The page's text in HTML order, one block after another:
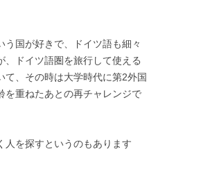
国が好きで、ドイツ語も細々
、ドイツ語圏を旅行して使える
て、その時は大学時代に第2外国
を重ねたあとの再チャレンジで
人を探すというのもあります